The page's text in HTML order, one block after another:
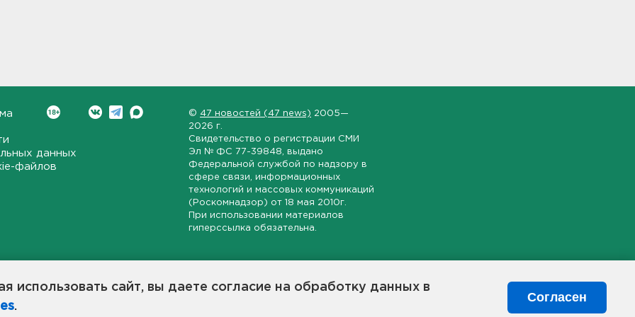
использовать сайт, вы даете согласие на обработку данных в
.
Согласен
данных
файлов
© 47 новостей (47 news) 2005—
2026 г.
Свидетельство о регистрации СМИ
Эл № ФС 77-39848 , выдано
Федеральной службой по надзору в
сфере связи, информационных
технологий и массовых коммуникаций
(Роскомнадзор) от 18 мая 2010г.
При использовании материалов
гиперссылка обязательна.
области, экономической и инвестиционной активности в регионе.
станет популярной и конструктивной площадкой для свободного
в 47-м регионе России.